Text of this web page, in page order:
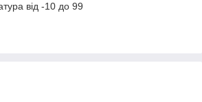
від -10 до 99